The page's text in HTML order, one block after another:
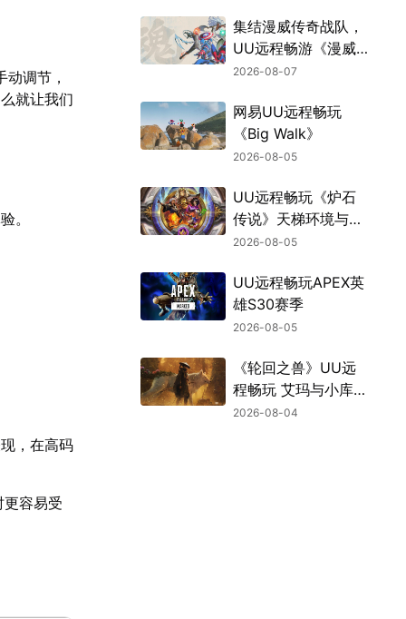
调节，
就让我们
。
，在高码
容易受
集结漫威传奇战队，
UU远程畅游《漫威
斗魂》
2026-08-07
网易UU远程畅玩
《Big Walk》
2026-08-05
UU远程畅玩《炉石
传说》天梯环境与战
棋新机制
2026-08-05
UU远程畅玩APEX英
雄S30赛季
2026-08-05
《轮回之兽》UU远
程畅玩 艾玛与小库的
冒险不中断
2026-08-04